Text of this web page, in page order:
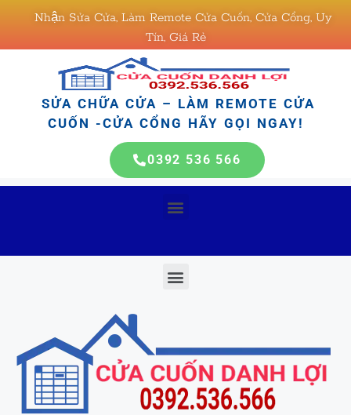
Nhận Sửa Cửa, Làm Remote Cửa Cuốn, Cửa Cổng, Uy
Tín, Giá Rẻ
SỬA CHỮA CỬA – LÀM REMOTE CỬA
CUỐN -CỬA CỔNG HÃY GỌI NGAY!
0392 536 566